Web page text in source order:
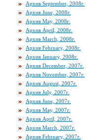
Архив September, 2008г.
Архив June, 2008г.
Архив May, 2008г.
Архив April, 2008г.
Архив March, 2008г.
Архив February, 2008г.
Архив January, 2008г.
Архив December, 2007г.
Архив November, 2007г.
Архив August, 2007г.
Архив July, 2007г.
Архив June, 2007г.
Архив May, 2007г.
Архив April, 2007г.
Архив March, 2007г.
Архив February, 2007г.